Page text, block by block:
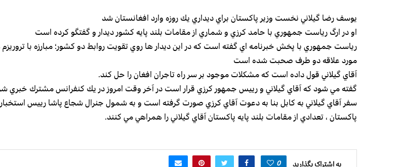
يوسف رضا گيلاني نخست وزير پاكستان براي ديداري يك روزه وارد افغانستان شد
او در ارگ رياست جمهوري با حامد كرزي و شماري از مقامات بلند پايه كشور ديدار و گفتگو كرده است
رياست جمهوري با پخش خبرنامه اي گفته است كه در اين ديدار ها روي تقويت روابط دو كشور؛ مبارزه با
مورد علاقه دو طرف صحبت شده است
آقاي گيلاني قول داده است كه مشكلات موجود بر سر راه تاجران افغان را حل كند.
گفته مي شود كه آقاي گيلاني و رييس جمهور كرزي قرار است در آخر وقت امروز در يك كنفرانس مشترك خبري
سفر آقاي گيلاني به كابل بنا به دعوت آقاي كرزي صورت گرفته است و به شمول جنرال شجاع پاشا رييس
پاكستان ، تعدادي از مقامات بلند پايه پاكستان آقاي گيلاني را همراهي مي كنند.
به اشتراک بگذارید 0